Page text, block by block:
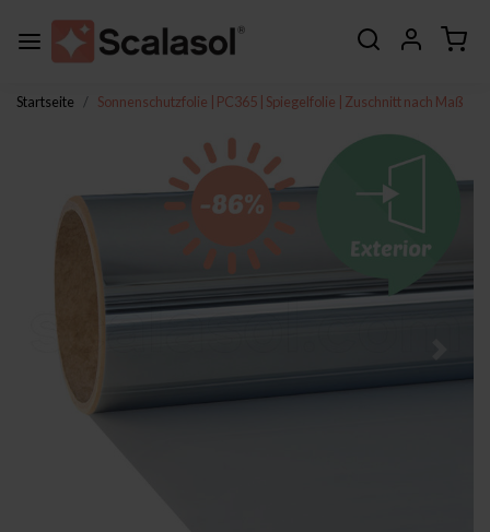
Startseite Sonnenschutzfolie | PC365 | Spiegelfolie | Zuschnitt nach Maß
Zurück Weiter